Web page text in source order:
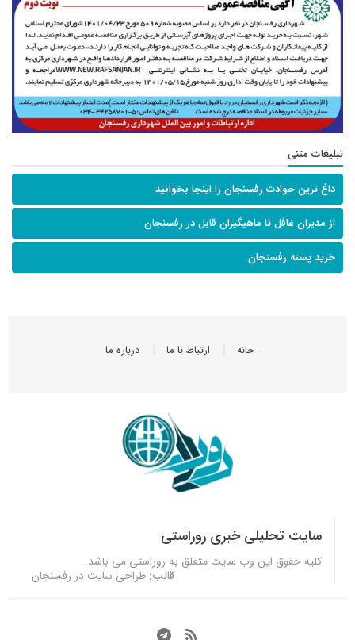
تبلیغات متنی
داغ ترین حوادث رفسنجان را اینجا بخوانید
از مدیران غافل تا ماهیگیران قابل در رفسنجان
خرید پسته رفسنجان
خانه ارتباط با ما درباره ما
سایت تحلیلی خبری روراستی
کلیه حقوق این وب سایت متعلق به روراستی می باشد.
قالب: طراحی سایت در رفسنجان